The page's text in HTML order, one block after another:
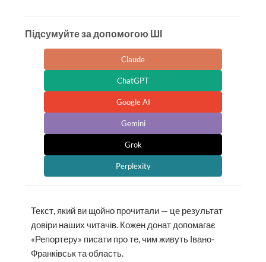
Підсумуйте за допомогою ШІ
Claude
ChatGPT
Google AI
Gemini
Grok
Perplexity
Текст, який ви щойно прочитали — це результат
довіри наших читачів. Кожен донат допомагає
«Репортеру» писати про те, чим живуть Івано-
Франківськ та область.